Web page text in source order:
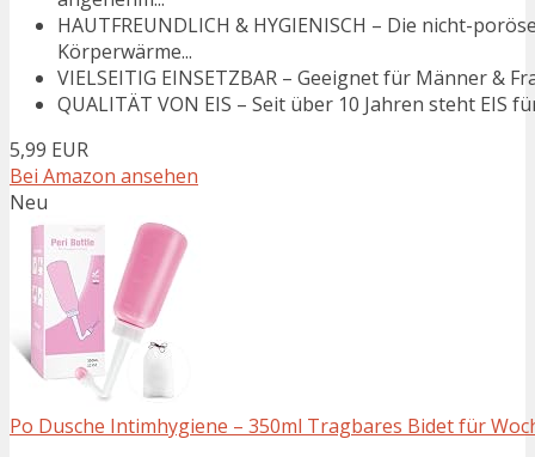
HAUTFREUNDLICH & HYGIENISCH – Die nicht-
Körperwärme...
VIELSEITIG EINSETZBAR – Geeignet für Männer &
QUALITÄT VON EIS – Seit über 10 Jahren steht EIS
5,99 EUR
Bei Amazon ansehen
Neu
Po Dusche Intimhygiene – 350ml Tragbares Bidet für